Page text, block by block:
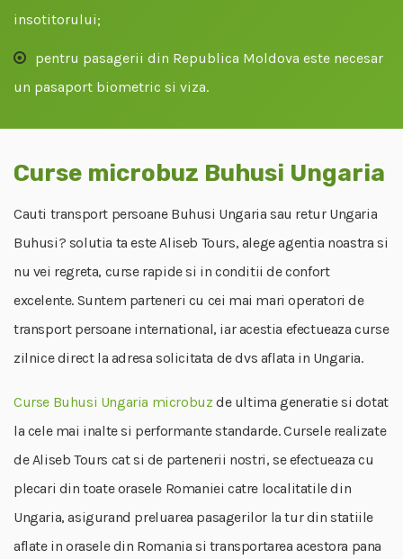
insotitorului;
pentru pasagerii din Republica Moldova este necesar
un pasaport biometric si viza.
Curse microbuz Buhusi Ungaria
Cauti transport persoane Buhusi Ungaria sau retur Ungaria
Buhusi? solutia ta este Aliseb Tours, alege agentia noastra si
nu vei regreta, curse rapide si in conditii de confort
excelente. Suntem parteneri cu cei mai mari operatori de
transport persoane international, iar acestia efectueaza curse
zilnice direct la adresa solicitata de dvs aflata in Ungaria.
Curse Buhusi Ungaria microbuz de ultima generatie si dotat
la cele mai inalte si performante standarde. Cursele realizate
de Aliseb Tours cat si de partenerii nostri, se efectueaza cu
plecari din toate orasele Romaniei catre localitatile din
Ungaria, asigurand preluarea pasagerilor la tur din statiile
aflate in orasele din Romania si transportarea acestora pana